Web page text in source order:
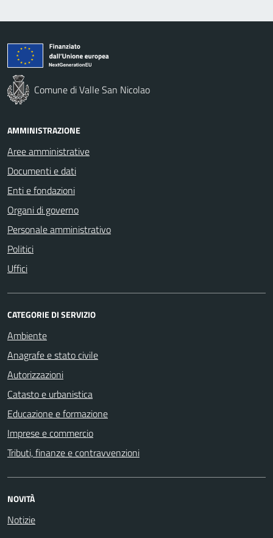
Comune di Valle San Nicolao
AMMINISTRAZIONE
Aree amministrative
Documenti e dati
Enti e fondazioni
Organi di governo
Personale amministrativo
Politici
Uffici
CATEGORIE DI SERVIZIO
Ambiente
Anagrafe e stato civile
Autorizzazioni
Catasto e urbanistica
Educazione e formazione
Imprese e commercio
Tributi, finanze e contravvenzioni
NOVITÀ
Notizie